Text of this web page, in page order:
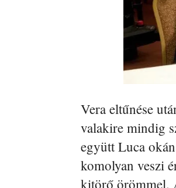
Vera eltűnése
valakire mindig
együtt Luca
komolyan veszi
kitörő örömmel.